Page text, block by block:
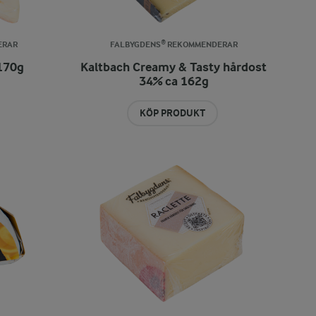
FALBYGDENS® REKOMMENDERAR
Kaltbach Creamy & Tasty hårdost
34% ca 162g
KÖP PRODUKT